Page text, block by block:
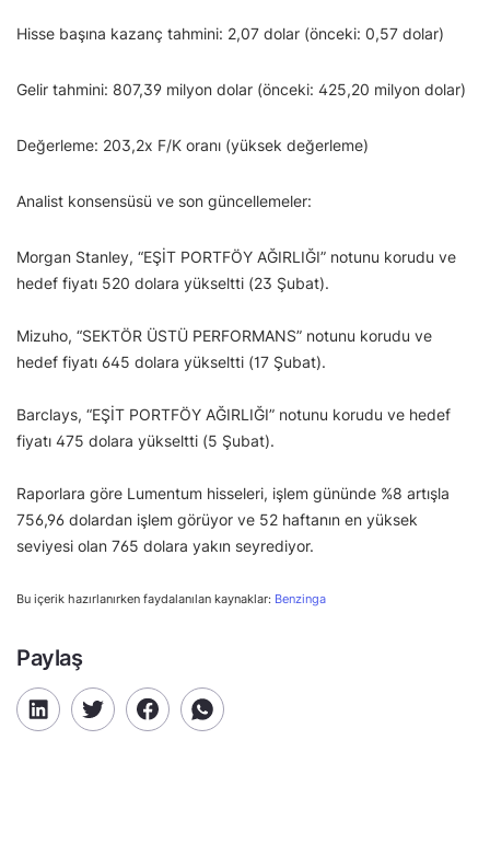
Hisse başına kazanç tahmini: 2,07 dolar (önceki: 0,57 dolar)
Gelir tahmini: 807,39 milyon dolar (önceki: 425,20 milyon dolar)
Değerleme: 203,2x F/K oranı (yüksek değerleme)
Analist konsensüsü ve son güncellemeler:
Morgan Stanley, “EŞİT PORTFÖY AĞIRLIĞI” notunu korudu ve
hedef fiyatı 520 dolara yükseltti (23 Şubat).
Mizuho, “SEKTÖR ÜSTÜ PERFORMANS” notunu korudu ve
hedef fiyatı 645 dolara yükseltti (17 Şubat).
Barclays, “EŞİT PORTFÖY AĞIRLIĞI” notunu korudu ve hedef
fiyatı 475 dolara yükseltti (5 Şubat).
Raporlara göre Lumentum hisseleri, işlem gününde %8 artışla
756,96 dolardan işlem görüyor ve 52 haftanın en yüksek
seviyesi olan 765 dolara yakın seyrediyor.
Bu içerik hazırlanırken faydalanılan kaynaklar: Benzinga
Paylaş